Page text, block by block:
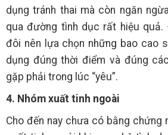
dụng tránh thai mà còn ngăn
qua đường tình dục rất hiệu
đôi nên lựa chọn những bao cao
dụng đúng thời điểm và đúng
gặp phải trong lúc “yêu”.
4. Nhóm xuất tinh ngoài
Cho đến nay chưa có bằng chứng